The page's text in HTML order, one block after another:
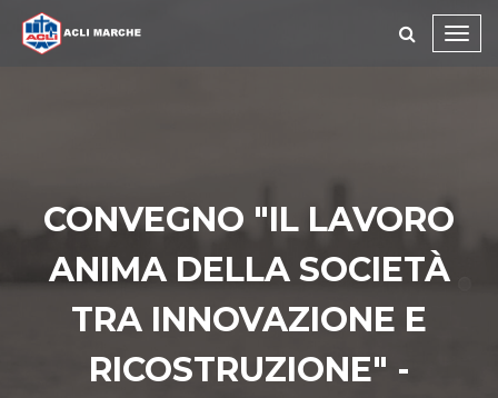
CONVEGNO "IL LAVORO
ANIMA DELLA SOCIETÀ
TRA INNOVAZIONE E
RICOSTRUZIONE" -